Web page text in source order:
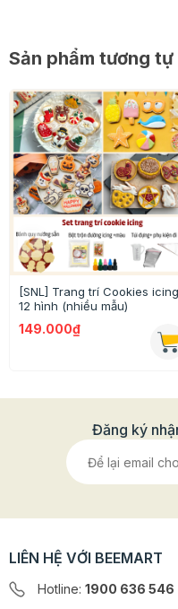
Sản phẩm tương tự
[SNL] Trang trí Cookies icing
12 hình (nhiều mẫu)
149.000₫
Đăng ký
LIÊN HỆ VỚI BEEMART
Hotline: 1900 636 546